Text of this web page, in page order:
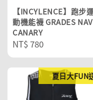
【INCYLENCE】跑步
動機能襪 GRADES
CANARY
Regular
price
NT$ 780
夏日大FUN